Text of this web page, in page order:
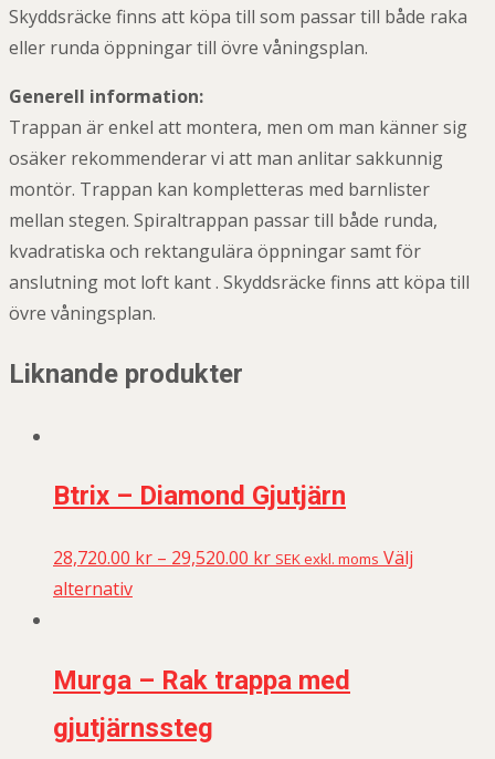
Skyddsräcke finns att köpa till som passar till både raka
eller runda öppningar till övre våningsplan.
Generell information:
Trappan är enkel att montera, men om man känner sig
osäker rekommenderar vi att man anlitar sakkunnig
montör. Trappan kan kompletteras med barnlister
mellan stegen. Spiraltrappan passar till både runda,
kvadratiska och rektangulära öppningar samt för
anslutning mot loft kant . Skyddsräcke finns att köpa till
övre våningsplan.
Liknande produkter
Btrix – Diamond Gjutjärn
28,720.00 kr – 29,520.00 kr SEK exkl. moms Välj
alternativ
Murga – Rak trappa med
gjutjärnssteg